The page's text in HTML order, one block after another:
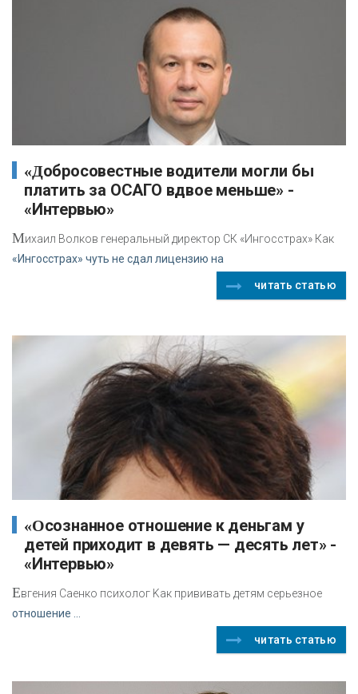
«Добросовестные водители могли бы
платить за ОСАГО вдвое меньше» -
«Интервью»
Михаил Волков генеральный директор СК «Ингосстрах» Как
«Ингосстрах» чуть не сдал лицензию на
читать статью
«Осознанное отношение к деньгам у
детей приходит в девять — десять лет» -
«Интервью»
Евгения Саенко психолог Kак прививать детям серьезное
отношение ...
читать статью